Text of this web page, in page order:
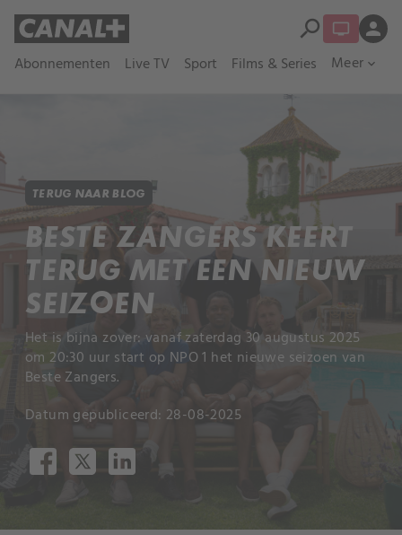
Abonnementen Live TV Sport Films & Series Meer expand_more
search person
TERUG NAAR BLOG
BESTE ZANGERS KEERT
TERUG MET EEN NIEUW
SEIZOEN
Het is bijna zover: vanaf zaterdag 30 augustus 2025
om 20:30 uur start op NPO 1 het nieuwe seizoen van
Beste Zangers.
Datum gepubliceerd: 28-08-2025